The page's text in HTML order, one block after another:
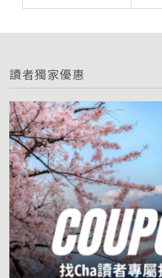
讀者獨家優惠